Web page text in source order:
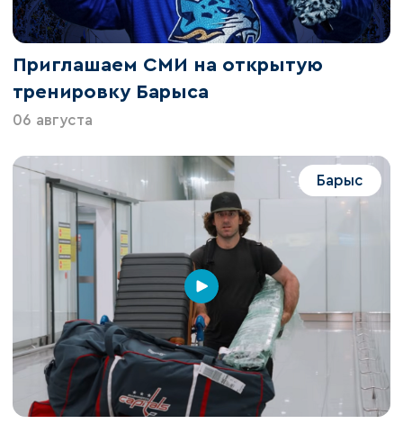
Приглашаем СМИ на открытую
тренировку Барыса
06 августа
Барыс